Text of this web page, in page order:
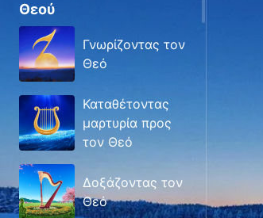
Θεού
Γνωρίζοντας τον
Θεό
Καταθέτοντας
μαρτυρία προς
τον Θεό
Δοξάζοντας τον
Θεό